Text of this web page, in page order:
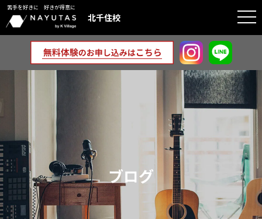
苦手を好きに 好きが得意に
北千住校
ブログ